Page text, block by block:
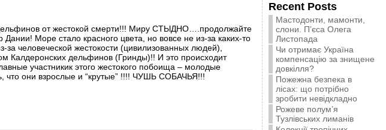
от жестокой смерти!!! Миру СТЫДНО….продолжайте
Море стало красного цвета, но вовсе не из-за каких-то
человеческой жестокости (цивилизованных людей),
Калдеронских дельфинов (Гринды)!! И это происходит
участникик этого жестокого побоища – молодые
что они взрослые и “крутые” !!!! ЧУШЬ СОБАЧЬЯ!!!
Recent Posts
Мастодонти, мамонти,
слони. П’єса Олега
Листопада
Чи отримає Україна
компенсацію за знищене
довкілля?
Пожежна безпека в
лісах: що потрібно
зробити невідкладно
Рожеве полум’я
Тузлівських лиманів